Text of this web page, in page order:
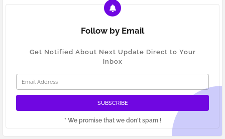
Follow by Email
Get Notified About Next Update Direct to Your
inbox
* We promise that we don't spam !